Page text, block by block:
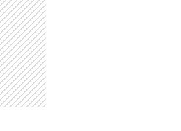
CARREGANDO PUBLICIDADE